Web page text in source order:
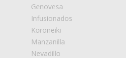
Genovesa
Infusionados
Koroneiki
Manzanilla
Nevadillo